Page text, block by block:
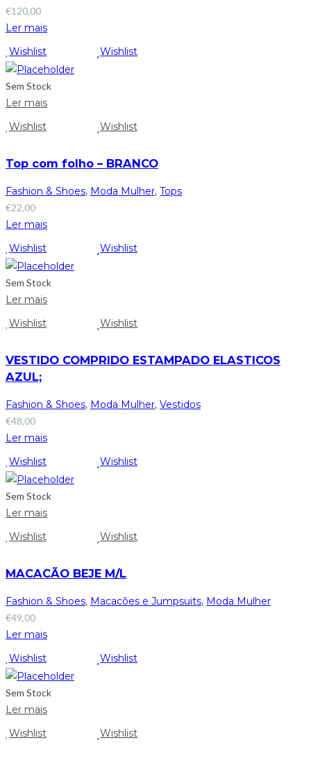
€120,00
Ler mais
Wishlist
Wishlist
Sem Stock
Ler mais
Wishlist
Wishlist
Top com folho – BRANCO
Fashion & Shoes, Moda Mulher, Tops
€22,00
Ler mais
Wishlist
Wishlist
Sem Stock
Ler mais
Wishlist
Wishlist
VESTIDO COMPRIDO ESTAMPADO ELASTICOS
AZUL;
Fashion & Shoes, Moda Mulher, Vestidos
€48,00
Ler mais
Wishlist
Wishlist
Sem Stock
Ler mais
Wishlist
Wishlist
MACACÃO BEJE M/L
Fashion & Shoes, Macacões e Jumpsuits, Moda Mulher
€49,00
Ler mais
Wishlist
Wishlist
Sem Stock
Ler mais
Wishlist
Wishlist